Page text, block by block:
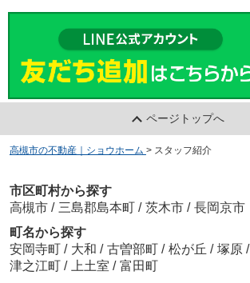
ページトップへ
高槻市の不動産｜ショウホーム > スタッフ紹介
市区町村から探す
高槻市 / 三島郡島本町 / 茨木市 / 長岡京市
町名から探す
安岡寺町 / 大和 / 古曽部町 / 松が丘 / 塚原 /
津之江町 / 上土室 / 富田町